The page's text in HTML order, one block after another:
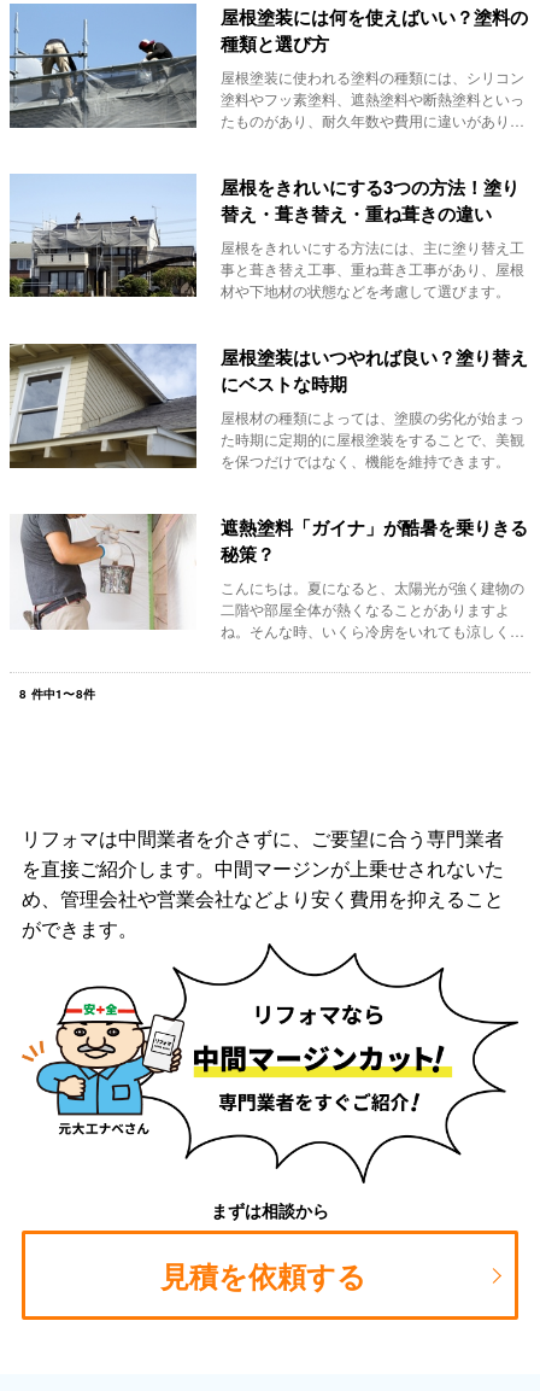
屋根塗装には何を使えばいい？塗料の
種類と選び方
屋根塗装に使われる塗料の種類には、シリコン
塗料やフッ素塗料、遮熱塗料や断熱塗料といっ
たものがあり、耐久年数や費用に違いがありま
屋根をきれいにする3つの方法！塗り
替え・葺き替え・重ね葺きの違い
屋根をきれいにする方法には、主に塗り替え工
事と葺き替え工事、重ね葺き工事があり、屋根
材や下地材の状態などを考慮して選びます。
屋根塗装はいつやれば良い？塗り替え
にベストな時期
屋根材の種類によっては、塗膜の劣化が始まっ
た時期に定期的に屋根塗装をすることで、美観
を保つだけではなく、機能を維持できます。
遮熱塗料「ガイナ」が酷暑を乗りきる
秘策？
こんにちは。夏になると、太陽光が強く建物の
二階や部屋全体が熱くなることがありますよ
ね。そんな時、いくら冷房をいれても涼しく感
8 件中1〜8件
リフォマは中間業者を介さずに、ご要望に合う専門業者
を直接ご紹介します。中間マージンが上乗せされないた
め、管理会社や営業会社などより安く費用を抑えること
ができます。
まずは相談から
見積を依頼する